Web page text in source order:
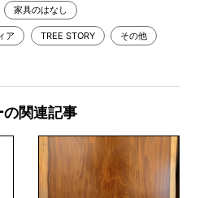
家具のはなし
ア TREE STORY その他
関連記事